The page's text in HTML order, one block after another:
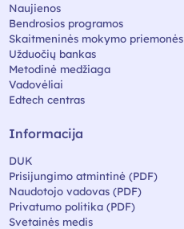
Naujienos
Bendrosios programos
Skaitmeninės mokymo priemonės
Užduočių bankas
Metodinė medžiaga
Vadovėliai
Edtech centras
Informacija
DUK
Prisijungimo atmintinė (PDF)
Naudotojo vadovas (PDF)
Privatumo politika (PDF)
Svetainės medis